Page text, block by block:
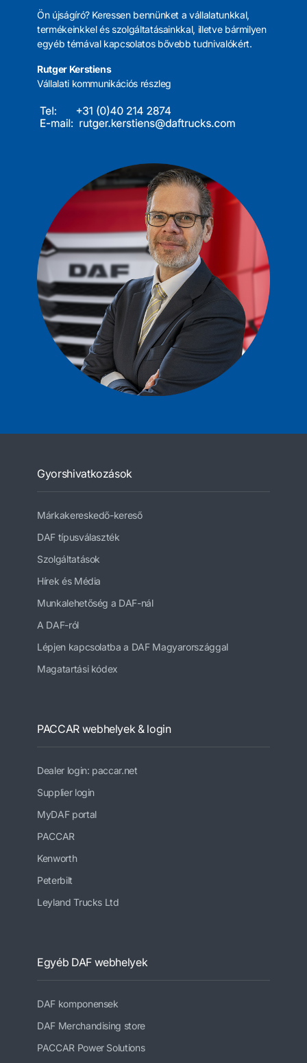
Ön újságíró? Keressen bennünket a vállalatunkkal,
termékeinkkel és szolgáltatásainkkal, illetve bármilyen
egyéb témával kapcsolatos bővebb tudnivalókért.
Rutger Kerstiens
Vállalati kommunikációs részleg
Gyorshivatkozások
Márkakereskedő-kereső
DAF típusválaszték
Szolgáltatások
Hírek és Média
Munkalehetőség a DAF-nál
A DAF-ról
Lépjen kapcsolatba a DAF Magyarországgal
Magatartási kódex
PACCAR webhelyek & login
Dealer login: paccar.net
Supplier login
MyDAF portal
PACCAR
Kenworth
Peterbilt
Leyland Trucks Ltd
Egyéb DAF webhelyek
DAF komponensek
DAF Merchandising store
PACCAR Power Solutions